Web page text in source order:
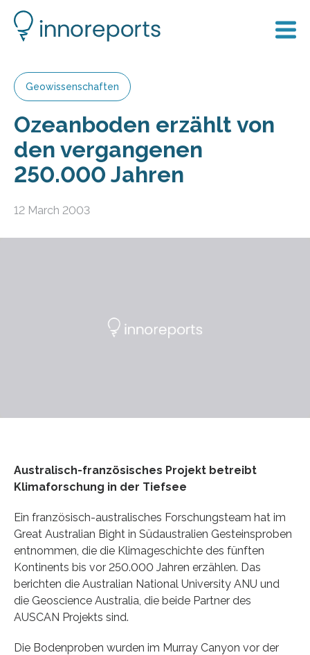
Geowissenschaften
Ozeanboden erzählt von
den vergangenen
250.000 Jahren
12 March 2003
Australisch-französisches Projekt betreibt
Klimaforschung in der Tiefsee
Ein französisch-australisches Forschungsteam hat im
Great Australian Bight in Südaustralien Gesteinsproben
entnommen, die die Klimageschichte des fünften
Kontinents bis vor 250.000 Jahren erzählen. Das
berichten die Australian National University ANU und
die Geoscience Australia, die beide Partner des
AUSCAN Projekts sind.
Die Bodenproben wurden im Murray Canyon vor der